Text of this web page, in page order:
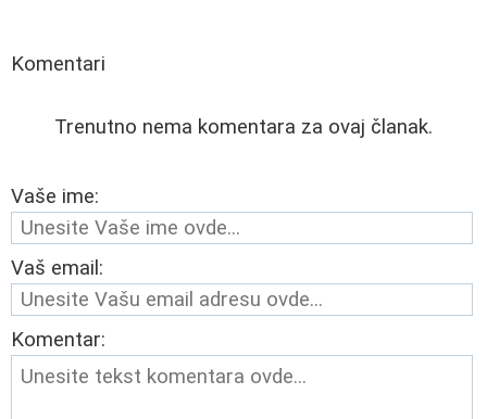
Komentari
Trenutno nema komentara za ovaj članak.
Vaše ime:
Vaš email:
Komentar: